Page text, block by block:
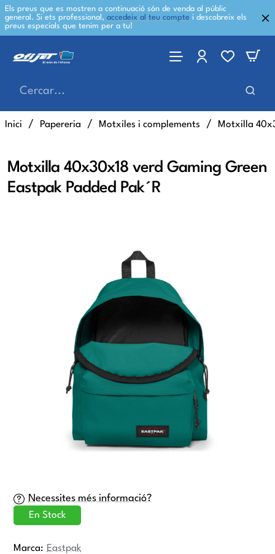
Els preus que es mostren a continuació són de venda al públic
general. Si ets professional, accedeix al teu compte i descobreix els
preus especials que tenim per a tu!
Motxilla 40x30x18 verd Gaming Green
Eastpak Padded Pak´R
Inici homePapereria Motxiles i complements Motxilla
Necessites més informació?
En Stock
Marca: Eastpak